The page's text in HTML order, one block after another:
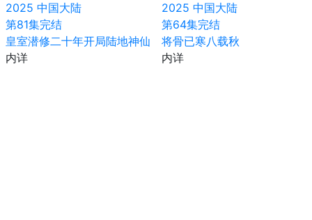
2025 中国大陆
第81集完结
皇室潜修二十年开局陆地神仙
内详
2025 中国大陆
第64集完结
将骨已寒八载秋
内详